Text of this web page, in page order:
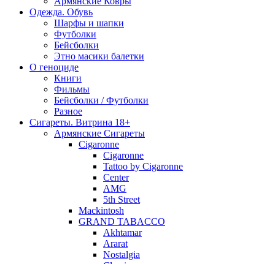
Одежда. Обувь
Шарфы и шапки
Футболки
Бейсболки
Этно масики балетки
О геноциде
Книги
Фильмы
Бейсболки / Футболки
Разное
Сигареты. Витрина 18+
Армянские Сигареты
Cigaronne
Cigaronne
Tattoo by Cigaronne
Center
AMG
5th Street
Mackintosh
GRAND TABACCO
Akhtamar
Ararat
Nostalgia